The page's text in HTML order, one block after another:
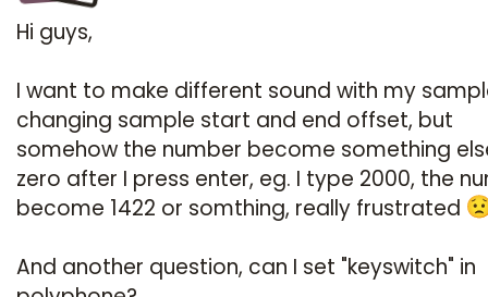
Hi guys,
I want to make different sound with my
changing sample start and end offset, but
somehow the number become something
zero after I press enter, eg. I type 2000, the
become 1422 or somthing, really frustrated
And another question, can I set "keyswitch" in